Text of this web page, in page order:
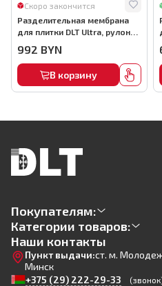
Скоро закончится
Разделительная мембрана
для плитки DLT Ultra, рулон
992 BYN
В корзину
Покупателям:
Категории товаров:
Наши контакты
Пункт выдачи:ст. м.
Минск
+375 (29) 222-29-33